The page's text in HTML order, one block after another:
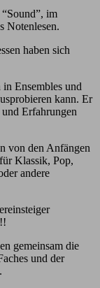
im
Notenlesen.
haben sich
Ensembles und
kann. Er
Erfahrungen
von den Anfängen
Klassik, Pop,
andere
gemeinsam die
und der